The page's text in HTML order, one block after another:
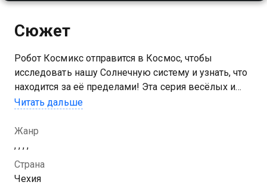
Сюжет
Робот Космикс отправится в Космос, чтобы
исследовать нашу Солнечную систему и узнать, что
находится за её пределами! Эта серия весёлых и
интересных короткометражных мультфильмов, из
Читать дальше
Жанр
, , , ,
Страна
Чехия